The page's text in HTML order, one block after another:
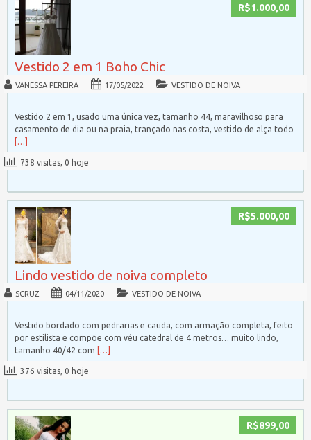
R$1.000,00
Vestido 2 em 1 Boho Chic
VANESSA PEREIRA 17/05/2022 VESTIDO DE NOIVA
Vestido 2 em 1, usado uma única vez, tamanho 44, maravilhoso para
casamento de dia ou na praia, trançado nas costa, vestido de alça todo
[…]
738 visitas, 0 hoje
R$5.000,00
Lindo vestido de noiva completo
SCRUZ 04/11/2020 VESTIDO DE NOIVA
Vestido bordado com pedrarias e cauda, com armação completa, feito
por estilista e compõe com véu catedral de 4 metros… muito lindo,
tamanho 40/42 com […]
376 visitas, 0 hoje
R$899,00